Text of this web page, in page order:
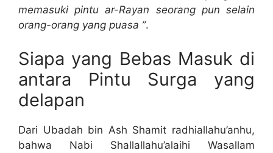
memasuki pintu ar-Rayan seorang pun selain
orang-orang yang puasa ”.
Siapa yang Bebas Masuk di
antara Pintu Surga yang
delapan
Dari Ubadah bin Ash Shamit radhiallahu’anhu,
bahwa Nabi Shallallahu’alaihi Wasallam